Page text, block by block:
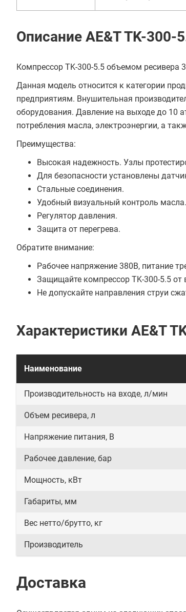
мес
Описание AE&T TK-300-
Компрессор TK-300-5.5 объемом ресивера
Данная модель относится к категории
предприятиям. Внушительная
оборудования. Давление на выходе до
потребления масла, электроэнергии, а
Преимущества:
Высокая надежность. Узлы
Для безопасности установлены
Стальные соединения.
Удобный визуальный контроль масла.
Регулятор давления.
Защита от перегрева.
Обратите внимание:
Рабочее напряжение 380В, питание
Защищайте компрессор TK-300-5.5 от
Не допускайте направления струи
Характеристики AE&T
Наименование
Производительность на входе, л/мин
Объем ресивера, л
Напряжение питания, В
Рабочее давление, бар
Мощность, кВт
Габариты, мм
Вес нетто/брутто, кг
Производитель
Доставка